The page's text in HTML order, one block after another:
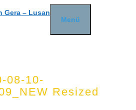
Menü
08-10-
Resized